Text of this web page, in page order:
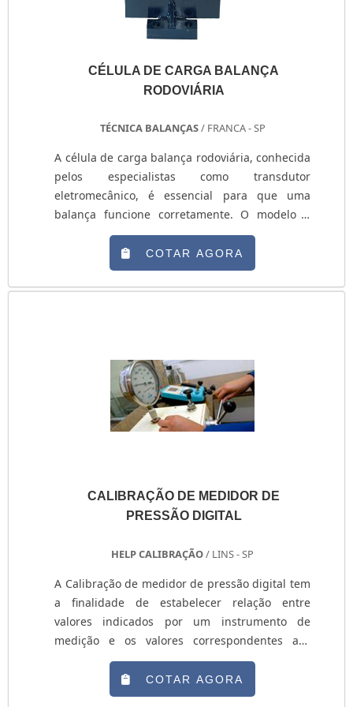
CÉLULA DE CARGA BALANÇA
RODOVIÁRIA
TÉCNICA BALANÇAS/ FRANCA - SP
A célula de carga balança rodoviária, conhecida
pelos especialistas como transdutor
eletromecânico, é essencial para que uma
balança funcione corretamente. O modelo é
constantemente adquirido por instituições
responsáveis pelo monitoramento do tráfego,
realizando a pesagem de caminhões, ônibus e
veículos semelhantes. A sua alta precisão
logística entre suas atividades. No geral, ela
tem como principal objetivo monitorar os tipos
de mudanças em um objeto a ser pesado,
“traduzindo” informação para que conste no
adquirido. Desse modo, é indispensável optar
por locais que possuam produtos variados,
alumínio.AS PRINCIPAIS VANTAGENS DO
comercialização de célula de carga balança
rodoviária devem se adequar à rígidas normas
e leis, instituídas desde a fabricação até a
manutenção e calibração do equipamento e dos
outros acessórios do sistema. Ao adquiri-lo em
companhias qualificadas, como é o caso da
COTAR AGORA
CALIBRAÇÃO DE MEDIDOR DE
PRESSÃO DIGITAL
HELP CALIBRAÇÃO/ LINS - SP
A Calibração de medidor de pressão digital tem
a finalidade de estabelecer relação entre
valores indicados por um instrumento de
medição e os valores correspondentes aos
padrões utilizados, assim, conferindo precisão
no processo de medição realizado. A Calibração
de medidor de pressão digital é a comparação
COTAR AGORA